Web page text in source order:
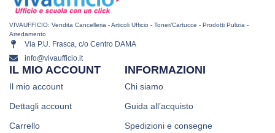
VIVAUFFICIO: Vendita Cancelleria - Articoli Ufficio - Toner/Cartucce - Prodotti Pulizia -
Arredamento
Via P.U. Frasca, c/o Centro DAMA
info@vivaufficio.it
INFORMAZIONI
Chi siamo
Guida all’acquisto
Spedizioni e consegne
IL MIO ACCOUNT
Il mio account
Dettagli account
Carrello